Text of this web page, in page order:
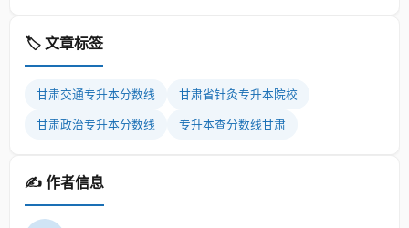
🏷️ 文章标签
甘肃交通专升本分数线 甘肃省针灸专升本院校
甘肃政治专升本分数线 专升本查分数线甘肃
✍️ 作者信息